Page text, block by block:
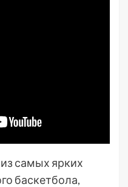
самых ярких
баскетбола,